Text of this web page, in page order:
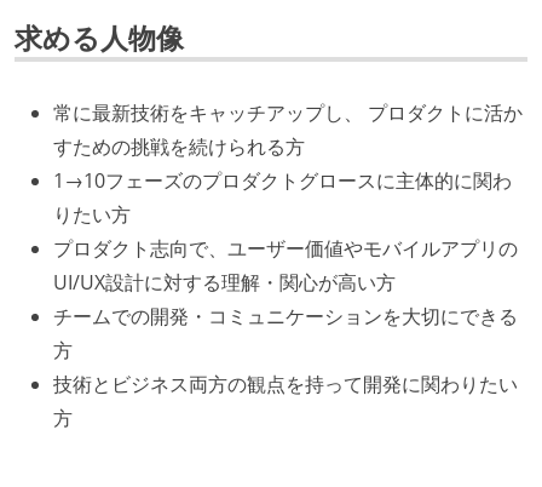
求める人物像
常に最新技術をキャッチアップし、 プロダクトに活か
すための挑戦を続けられる方
1→10フェーズのプロダクトグロースに主体的に関わ
りたい方
プロダクト志向で、ユーザー価値やモバイルアプリの
UI/UX設計に対する理解・関心が高い方
チームでの開発・コミュニケーションを大切にできる
方
技術とビジネス両方の観点を持って開発に関わりたい
方